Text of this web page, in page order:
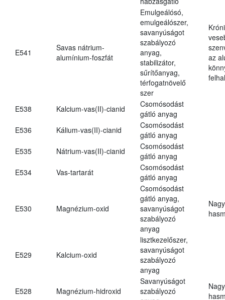
E541
Savas nátrium-
alumínium-foszfát
Emulgeálósó,
emulgeálószer,
savanyúságot
szabályozó
anyag,
stabilizátor,
sűrítőanyag,
térfogatnövelő
szer
az
E538 Kalcium-vas(II)-cianid
Csomósodást
gátló anyag
E536
Kálium-vas(II)-cianid
Csomósodást
gátló anyag
E535
Nátrium-vas(II)-cianid
Csomósodást
gátló anyag
E534
Vas-tartarát
Csomósodást
gátló anyag
E530 Magnézium-oxid
Csomósodást
gátló anyag,
savanyúságot
szabályozó
anyag
E529 Kalcium-oxid
lisztkezelőszer,
savanyúságot
szabályozó
anyag
E528 Magnézium-hidroxid
Savanyúságot
szabályozó